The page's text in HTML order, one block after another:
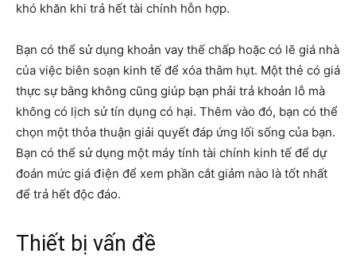
khó khăn khi trả hết tài chính hỗn hợp.
Bạn có thể sử dụng khoản vay thế chấp hoặc có lẽ giá nhà
của việc biên soạn kinh tế để xóa thâm hụt. Một thẻ có giá
thực sự bằng không cũng giúp bạn phải trả khoản lỗ mà
không có lịch sử tín dụng có hại. Thêm vào đó, bạn có thể
chọn một thỏa thuận giải quyết đáp ứng lối sống của bạn.
Bạn có thể sử dụng một máy tính tài chính kinh tế để dự
đoán mức giá điện để xem phần cắt giảm nào là tốt nhất
để trả hết độc đáo.
Thiết bị vấn đề